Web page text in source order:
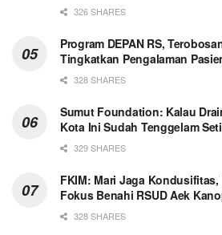
326 SHARES
Program DEPAN RS,
Tingkatkan Pengalaman
328 SHARES
Sumut Foundation: Kalau
Kota Ini Sudah Tenggelam
329 SHARES
FKIM: Mari Jaga
Fokus Benahi RSUD Aek
328 SHARES